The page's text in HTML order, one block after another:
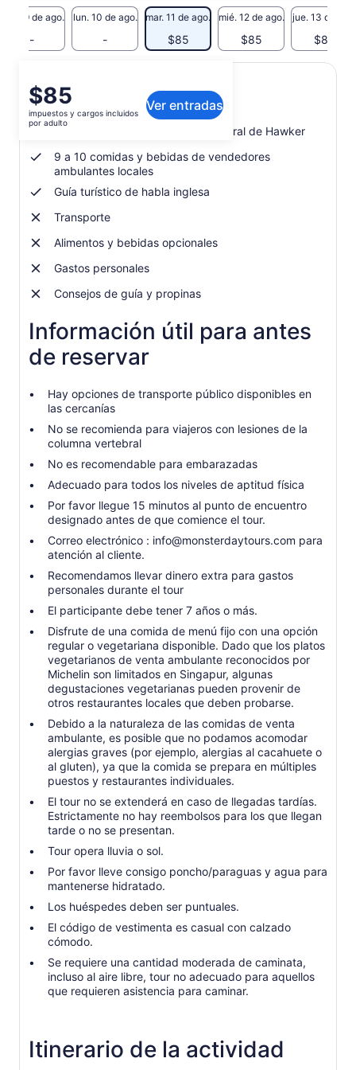
dom. 9 de ago.
-
lun. 10 de ago.
-
mar. 11 de ago.
$85
mié. 12 de ago.
$85
jue. 13 de ago.
$85
El
precio
es
$85.
adulto
$85
impuestos y cargos incluidos
por adulto
Ver entradas
Qué incluye o no
Visita guiada gastronómica y cultural de Hawker
9 a 10 comidas y bebidas de vendedores
ambulantes locales
Guía turístico de habla inglesa
Transporte
Alimentos y bebidas opcionales
Gastos personales
Consejos de guía y propinas
Información útil para antes
de reservar
Hay opciones de transporte público disponibles en
las cercanías
No se recomienda para viajeros con lesiones de la
columna vertebral
No es recomendable para embarazadas
Adecuado para todos los niveles de aptitud física
Por favor llegue 15 minutos al punto de encuentro
designado antes de que comience el tour.
Correo electrónico : info@monsterdaytours.com para
atención al cliente.
Recomendamos llevar dinero extra para gastos
personales durante el tour
El participante debe tener 7 años o más.
Disfrute de una comida de menú fijo con una opción
regular o vegetariana disponible. Dado que los platos
vegetarianos de venta ambulante reconocidos por
Michelin son limitados en Singapur, algunas
degustaciones vegetarianas pueden provenir de
otros restaurantes locales que deben probarse.
Debido a la naturaleza de las comidas de venta
ambulante, es posible que no podamos acomodar
alergias graves (por ejemplo, alergias al cacahuete o
al gluten), ya que la comida se prepara en múltiples
puestos y restaurantes individuales.
El tour no se extenderá en caso de llegadas tardías.
Estrictamente no hay reembolsos para los que llegan
tarde o no se presentan.
Tour opera lluvia o sol.
Por favor lleve consigo poncho/paraguas y agua para
mantenerse hidratado.
Los huéspedes deben ser puntuales.
El código de vestimenta es casual con calzado
cómodo.
Se requiere una cantidad moderada de caminata,
incluso al aire libre, tour no adecuado para aquellos
que requieren asistencia para caminar.
Itinerario de la actividad